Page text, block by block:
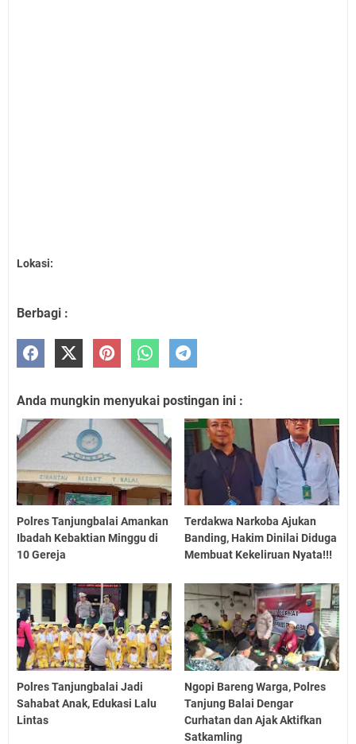
Lokasi:
Berbagi :
Anda mungkin menyukai postingan ini :
Polres Tanjungbalai Amankan
Ibadah Kebaktian Minggu di
10 Gereja
Terdakwa Narkoba Ajukan
Banding, Hakim Dinilai Diduga
Membuat Kekeliruan Nyata!!!
Polres Tanjungbalai Jadi
Sahabat Anak, Edukasi Lalu
Lintas
Ngopi Bareng Warga, Polres
Tanjung Balai Dengar
Curhatan dan Ajak Aktifkan
Satkamling